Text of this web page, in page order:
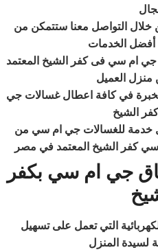
خلال التواصل معنا ستتمكن من
الخدمات
ام سي فى كفر الشيخ المعتمد
العميل
في كافة اعطال غسالات جي
الشيخ
خدمة للغسالات جي ام سي من
كفر الشيخ المعتمد في مصر
جي ام سي بكفر
التي تعمل على تسهيل
لسيدة المنزل